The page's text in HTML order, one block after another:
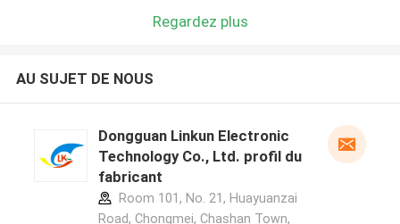
Regardez plus
AU SUJET DE NOUS
Dongguan Linkun Electronic
Technology Co., Ltd. profil du
fabricant
Room 101, No. 21, Huayuanzai
Road, Chongmei, Chashan Town,